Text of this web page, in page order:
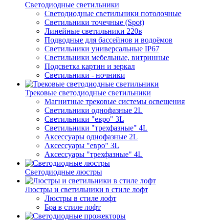
Светодиодные светильники
Светодиодные светильники потолочные
Светильники точечные (Spot)
Линейные светильники 220в
Подводные для бассейнов и водоёмов
Светильники универсальные IP67
Светильники мебельные, витринные
Подсветка картин и зеркал
Светильники - ночники
Трековые светодиодные светильники
Магнитные трековые системы освещения
Светильники однофазные 2L
Светильники "евро" 3L
Светильники "трехфазные" 4L
Аксессуары однофазные 2L
Аксессуары "евро" 3L
Аксессуары "трехфазные" 4L
Светодиодные люстры
Люстры и светильники в стиле лофт
Люстры в стиле лофт
Бра в стиле лофт